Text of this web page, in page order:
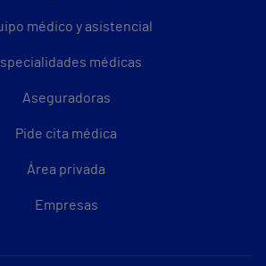
médico y asistencial
médicas
Aseguradoras
Pide cita médica
Área privada
Empresas